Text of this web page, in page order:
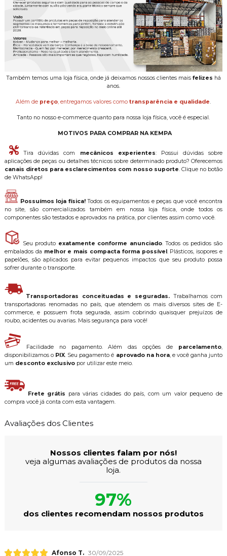
Também temos uma loja física, onde já deixamos nossos clientes mais felizes há
anos.
Além de preço, entregamos valores comotransparência e qualidade.
Tanto no nosso e-commerce quanto para nossa loja física, você é especial.
MOTIVOS PARA COMPRAR NA KEMPA
Tira dúvidas com mecânicos experientes: Possui dúvidas sobre
aplicações de peças ou detalhes técnicos sobre determinado produto? Oferecemos
canais diretos para esclarecimentos com nosso suporte. Clique no botão
de WhatsApp!
Possuímos loja física!Todos os equipamentos e peças que você encontra
no site, são comercializados também em nossa loja física, onde todos os
componentes são testados e aprovados na prática, por clientes assim como você.
Seu produto exatamente conforme anunciado. Todos os pedidos são
embalados da melhor e mais compacta forma possível . Plásticos, isopores e
papelões, são aplicados para evitar pequenos impactos que seu produto possa
sofrer durante o transporte.
Transportadoras conceituadas e seguradas. Trabalhamos com
transportadoras renomadas no país, que atendem os mais diversos sites de E-
commerce, e possuem frota segurada, assim cobrindo quaisquer prejuízos de
roubo, acidentes ou avarias. Mais segurança para você!
Facilidade no pagamento. Além das opções de parcelamento,
disponibilizamos o PIX. Seu pagamento é aprovado na hora, e você ganha junto
um desconto exclusivopor utilizar este meio.
Frete grátis para várias cidades do país, com um valor pequeno de
compra você já conta com esta vantagem.
Avaliações dos Clientes
Nossos clientes falam por nós!
veja algumas avaliações de produtos da nossa
loja.
97%
dos clientes recomendam nossos produtos
Afonso T. 30/09/2025